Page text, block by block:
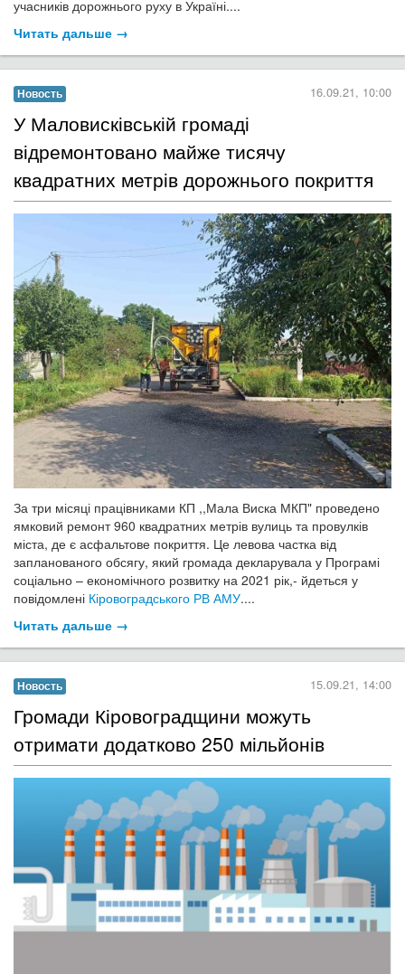
Читать дальше →
​У Маловисківській громаді
відремонтовано майже тисячу
квадратних метрів дорожнього покриття
За три місяці працівниками КП ,,Мала Виска МКП" проведено
ямковий ремонт 960 квадратних метрів вулиць та провулків
міста, де є асфальтове покриття. Це левова частка від
запланованого обсягу, який громада декларувала у Програмі
соціально – економічного розвитку на 2021 рік,- йдеться у
повідомленіКіровоградського РВ АМУ ....
Читать дальше →
​Громади Кіровоградщини можуть
отримати додатково 250 мільйонів